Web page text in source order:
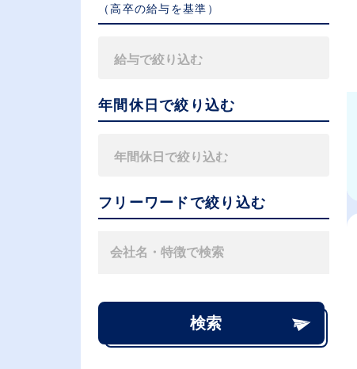
（⾼卒の給与を基準）
年間休日で絞り込む
フリーワードで絞り込む
検索